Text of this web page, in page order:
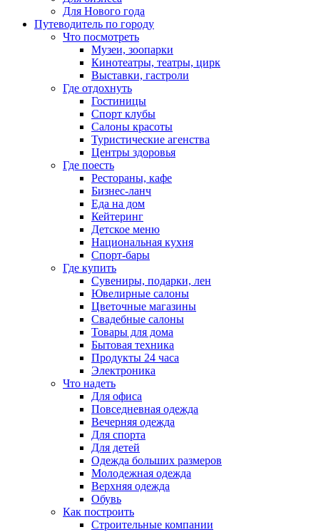
Для Нового года
Путеводитель по городу
Что посмотреть
Музеи, зоопарки
Кинотеатры, театры, цирк
Выставки, гастроли
Где отдохнуть
Гостиницы
Спорт клубы
Салоны красоты
Туристические агенства
Центры здоровья
Где поесть
Рестораны, кафе
Бизнес-ланч
Еда на дом
Кейтеринг
Детское меню
Национальная кухня
Спорт-бары
Где купить
Сувениры, подарки, лен
Ювелирные салоны
Цветочные магазины
Свадебные салоны
Товары для дома
Бытовая техника
Продукты 24 часа
Электроника
Что надеть
Для офиса
Повседневная одежда
Вечерняя одежда
Для спорта
Для детей
Одежда больших размеров
Молодежная одежда
Верхняя одежда
Обувь
Как построить
Строительные компании